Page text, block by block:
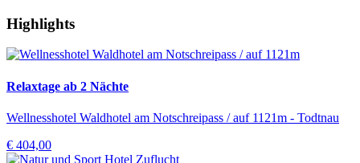
Highlights
Relaxtage ab 2 Nächte
Wellnesshotel Waldhotel am Notschreipass / auf 1121m - Todtnau
€ 404,00